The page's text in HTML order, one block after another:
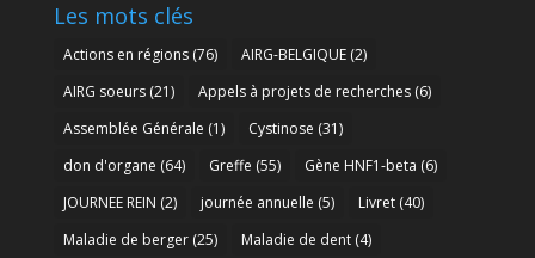
Les mots clés
Actions en régions(76) AIRG-BELGIQUE(2)
AIRG soeurs(21) Appels à projets de recherches(6)
Assemblée Générale (1) Cystinose (31)
don d'organe (64) Greffe (55) Gène HNF1-beta (6)
JOURNEE REIN (2) journée annuelle (5) Livret(40)
Maladie de berger(25) Maladie de dent(4)